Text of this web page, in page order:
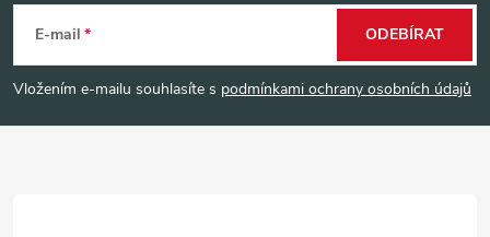
p
a
E-mail
Vložením e-mailu souhlasíte s podmínkami ochrany osobních údajů
ODEBÍRAT